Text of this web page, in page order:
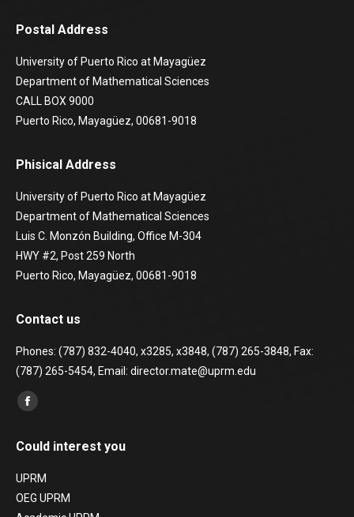
Postal Address
University of Puerto Rico at Mayagüez
Department of Mathematical Sciences
CALL BOX 9000
Puerto Rico, Mayagüez, 00681-9018
Phisical Address
University of Puerto Rico at Mayagüez
Department of Mathematical Sciences
Luis C. Monzón Building, Office M-304
HWY #2, Post 259 North
Puerto Rico, Mayagüez, 00681-9018
Contact us
Phones: (787) 832-4040, x3285, x3848, (787) 265-3848, Fax:
(787) 265-5454, Email: director.mate@uprm.edu
Find us on:
Facebook
opens
in
new
window
Could interest you
UPRM
OEG UPRM